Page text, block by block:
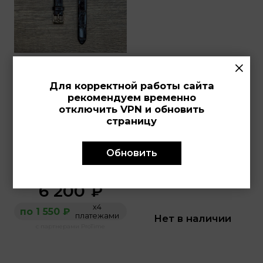
Ремешок для часов
Cover из
натуральной кожи,
Оригинальный товар от
производителя
6 200 ₽
по 1 550 ₽
х4
платежами
Ремешок для часов
Cover из
натуральной кожи,
Оригинальный товар от
производителя
Нет в наличии
×
Для корректной работы сайта
рекомендуем временно
отключить VPN и обновить
страницу
Обновить